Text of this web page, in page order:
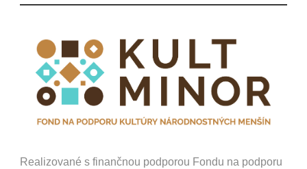
Realizované s finančnou podporou Fondu na podporu